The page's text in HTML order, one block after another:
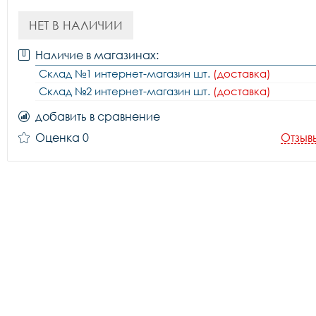
НЕТ В НАЛИЧИИ
Наличие в магазинах:
Склад №1 интернет-магазин шт. (доставка)
Склад №2 интернет-магазин шт. (доставка)
добавить в сравнение
Оценка 0